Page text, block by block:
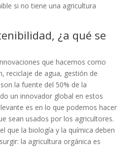
si no tiene una agricultura
¿a qué se
que hacemos como
reciclaje de agua, gestión de
la fuente del 50% de la
un innovador global en estos
es en lo que podemos hacer
sean usados por los agricultores.
que la biología y la química deben
la agricultura orgánica es